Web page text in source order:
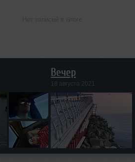
Вечер
18 августа 2021